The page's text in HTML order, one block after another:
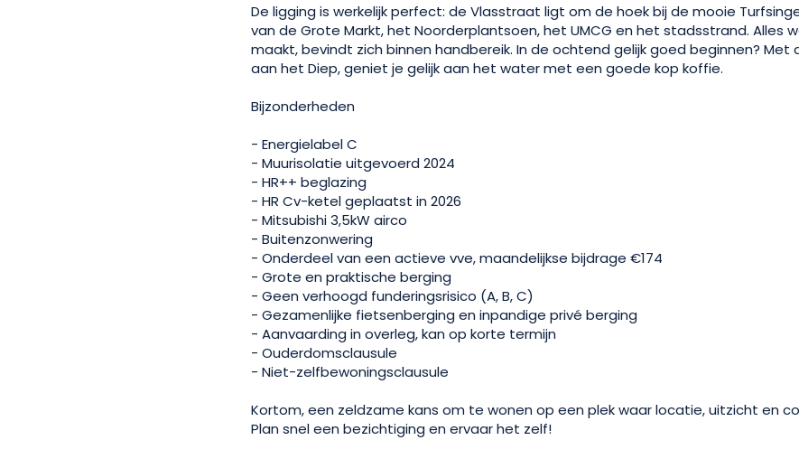
De ligging is werkelijk perfect: de Vlasstraat ligt om de hoek bij de mooie
van de Grote Markt, het Noorderplantsoen, het UMCG en het stadsstrand. Alles
maakt, bevindt zich binnen handbereik. In de ochtend gelijk goed beginnen? Met
aan het Diep, geniet je gelijk aan het water met een goede kop koffie.
Bijzonderheden
- Energielabel C
- Muurisolatie uitgevoerd 2024
- HR++ beglazing
- HR Cv-ketel geplaatst in 2026
- Mitsubishi 3,5kW airco
- Buitenzonwering
- Onderdeel van een actieve vve, maandelijkse bijdrage €174
- Grote en praktische berging
- Geen verhoogd funderingsrisico (A, B, C)
- Gezamenlijke fietsenberging en inpandige privé berging
- Aanvaarding in overleg, kan op korte termijn
- Ouderdomsclausule
- Niet-zelfbewoningsclausule
Kortom, een zeldzame kans om te wonen op een plek waar locatie, uitzicht en
Plan snel een bezichtiging en ervaar het zelf!